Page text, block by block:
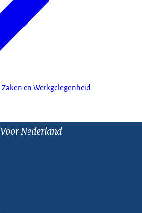
en Werkgelegenheid
Nederland